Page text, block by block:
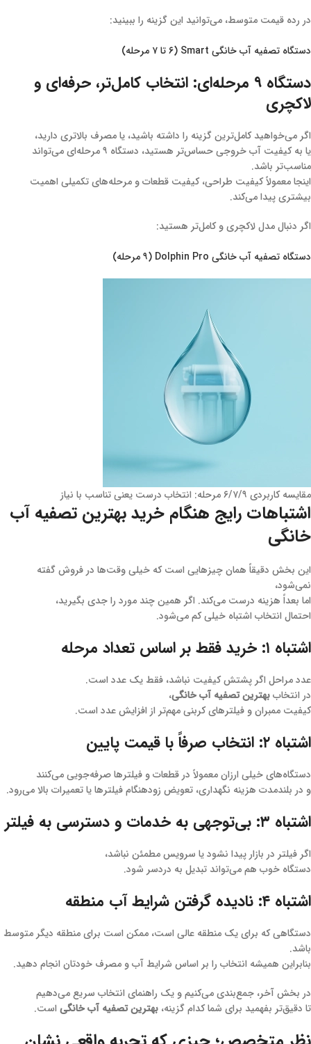
در رده قیمت متوسط، می‌توانید این گزینه را ببینید:
دستگاه تصفیه آب خانگی Smart (۶ تا ۷ مرحله)
دستگاه ۹ مرحله‌ای: انتخاب کامل‌تر، حرفه‌ای و
لاکچری
اگر می‌خواهید کامل‌ترین گزینه را داشته باشید، یا مصرف بالاتری دارید،
یا به کیفیت آب خروجی حساس‌تر هستید، دستگاه ۹ مرحله‌ای می‌تواند
مناسب‌تر باشد.
اینجا معمولاً کیفیت طراحی، کیفیت قطعات و مرحله‌های تکمیلی اهمیت
بیشتری پیدا می‌کند.
اگر دنبال مدل لاکچری و کامل‌تر هستید:
دستگاه تصفیه آب خانگی Dolphin Pro (۹ مرحله)
مقایسه کاربردی ۶/۷/۹ مرحله: انتخاب درست یعنی تناسب با نیاز
اشتباهات رایج هنگام خرید بهترین تصفیه آب
خانگی
این بخش دقیقاً همان چیزهایی است که خیلی وقت‌ها در فروش گفته
نمی‌شود،
اما بعداً هزینه درست می‌کند. اگر همین چند مورد را جدی بگیرید،
احتمال انتخاب اشتباه خیلی کم می‌شود.
اشتباه ۱: خرید فقط بر اساس تعداد مرحله
عدد مراحل اگر پشتش کیفیت نباشد، فقط یک عدد است.
در انتخاببهترین تصفیه آب خانگی،
کیفیت ممبران و فیلترهای کربنی مهم‌تر از افزایش عدد است.
اشتباه ۲: انتخاب صرفاً با قیمت پایین
دستگاه‌های خیلی ارزان معمولاً در قطعات و فیلترها صرفه‌جویی می‌کنند
و در بلندمدت هزینه نگهداری، تعویض زودهنگام فیلترها یا تعمیرات بالا می‌رود.
اشتباه ۳: بی‌توجهی به خدمات و دسترسی به فیلتر
اگر فیلتر در بازار پیدا نشود یا سرویس مطمئن نباشد،
دستگاه خوب هم می‌تواند تبدیل به دردسر شود.
اشتباه ۴: نادیده گرفتن شرایط آب منطقه
دستگاهی که برای یک منطقه عالی است، ممکن است برای منطقه دیگر متوسط
باشد.
بنابراین همیشه انتخاب را بر اساس شرایط آب و مصرف خودتان انجام دهید.
در بخش آخر، جمع‌بندی می‌کنیم و یک راهنمای انتخاب سریع می‌دهیم
تا دقیق‌تر بفهمید برای شما کدام گزینه، بهترین تصفیه آب خانگی است.